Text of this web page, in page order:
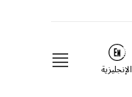
الإنجليزية